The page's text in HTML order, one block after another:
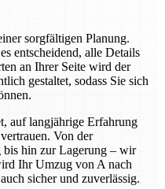
sorgfältigen Planung.
entscheidend, alle Details
an Ihrer Seite wird der
gestaltet, sodass Sie sich
auf langjährige Erfahrung
Von der
bis hin zur Lagerung – wir
Ihr Umzug von A nach
sicher und zuverlässig.